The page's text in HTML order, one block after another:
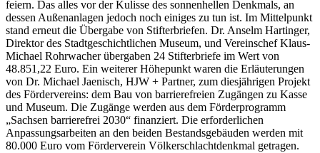
feiern. Das alles vor der Kulisse des sonnenhellen Denkmals, an
dessen Außenanlagen jedoch noch einiges zu tun ist. Im Mittelpunkt
stand erneut die Übergabe von Stifterbriefen. Dr. Anselm Hartinger,
Direktor des Stadtgeschichtlichen Museum, und Vereinschef Klaus-
Michael Rohrwacher übergaben 24 Stifterbriefe im Wert von
48.851,22 Euro. Ein weiterer Höhepunkt waren die Erläuterungen
von Dr. Michael Jaenisch, HJW + Partner, zum diesjährigen Projekt
des Fördervereins: dem Bau von barrierefreien Zugängen zu Kasse
und Museum. Die Zugänge werden aus dem Förderprogramm
„Sachsen barrierefrei 2030“ finanziert. Die erforderlichen
Anpassungsarbeiten an den beiden Bestandsgebäuden werden mit
80.000 Euro vom Förderverein Völkerschlachtdenkmal getragen.